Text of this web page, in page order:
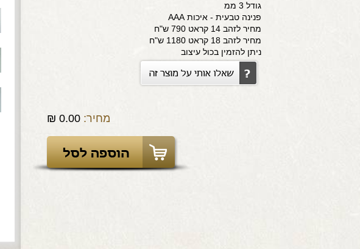
גודל 3 ממ
פנינה טבעית - איכות AAA
מחיר לזהב 14 קראט 790 ש"ח
מחיר לזהב 18 קראט 1180 ש"ח
ניתן להזמין בכול עיצוב
מחיר: 0.00
₪